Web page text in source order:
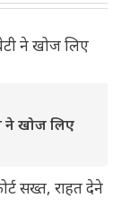
ने खोज लिए